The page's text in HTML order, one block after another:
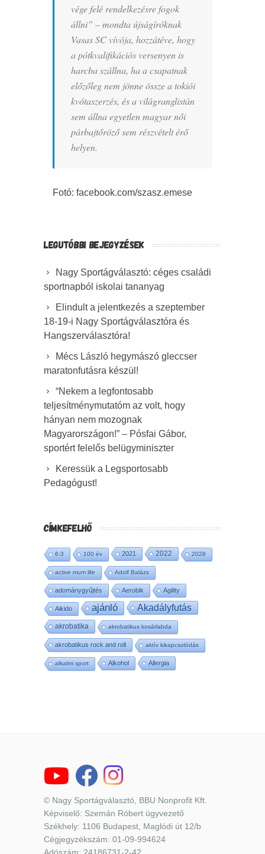
vége felé rendelkezésre fogok
állni” – mondta újságíróknak
Vasas SC vívója, hozzátéve, hogy
a pótkvalifikációs versenyen is
harcba szállna, ha a csapatnak
előzőleg nem jönne össze a tokiói
kvótaszerzés, és a világranglistán
sem állna egyetlen magyar női
párbajtőröző sem részvételt érő
helyen.
Fotó: facebook.com/szasz.emese
LEGUTÓBBI BEJEGYZÉSEK
Nagy Sportágválasztó: céges családi
sportnapból iskolai tananyag
Elindult a jelentkezés a szeptember
18-19-i Nagy Sportágválasztóra és
Hangszerválasztóra!
Mécs László hegymászó gleccser
maratonfutásra készül!
“Nekem a legfontosabb
teljesítménymutatóm az volt, hogy
hányan nem mozognak
Magyarországon!” – Pósfai Gábor,
sportért felelős belügyminiszter
Keressük a Legsportosabb
Pedagógust!
CÍMKEFELHŐ
6:3 100 év 2021 2022 2028
active mum life Adolf Balázs
adománygyűjtés Aerobik Agility
Aikido ajánló Akadályfutás
akrobatika akrobatikus kosárlabda
akrobatikus rock and roll aktív kikapcsolódás
alkalmi sport Alkohol Allergia
© Nagy Sportágválasztó, BBU Nonprofit Kft.
Képviselő: Szemán Róbert ügyvezető
Székhely: 1106 Budapest, Maglódi út 12/b
Cégjegyzékszám: 01-09-994624
Adószám: 24186731-2-42